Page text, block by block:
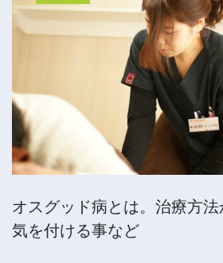
オスグッド病とは。治療方
気を付ける事など